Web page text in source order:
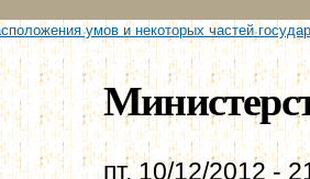
умов и некоторых частей
пт, 10/12/2012 -